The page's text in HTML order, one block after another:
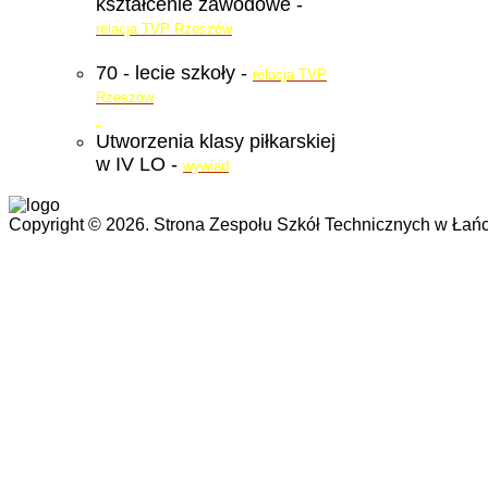
kształcenie zawodowe -
relacja TVP Rzeszów
70 - lecie szkoły - relacja TVP
Rzeszów
Utworzenia klasy piłkarskiej
w IV LO - wywiad
Copyright © 2026. Strona Zespołu Szkół Technicznych w